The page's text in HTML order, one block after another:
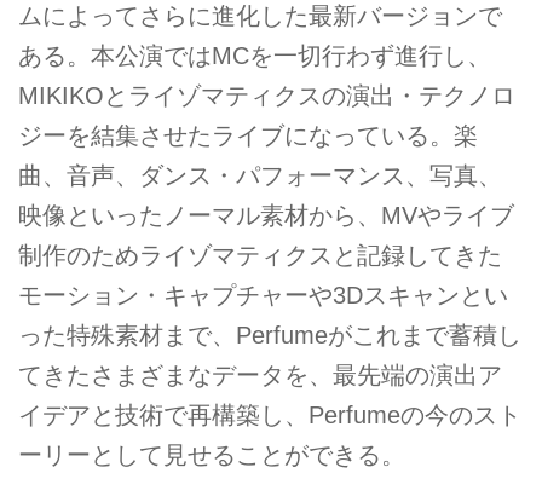
ムによってさらに進化した最新バージョンで
ある。本公演ではMCを一切行わず進行し、
MIKIKOとライゾマティクスの演出・テクノロ
ジーを結集させたライブになっている。楽
曲、音声、ダンス・パフォーマンス、写真、
映像といったノーマル素材から、MVやライブ
制作のためライゾマティクスと記録してきた
モーション・キャプチャーや3Dスキャンとい
った特殊素材まで、Perfumeがこれまで蓄積し
てきたさまざまなデータを、最先端の演出ア
イデアと技術で再構築し、Perfumeの今のスト
ーリーとして見せることができる。